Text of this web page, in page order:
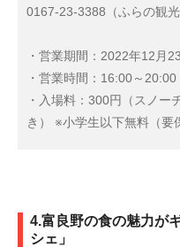
0167-23-3388（ふらの観光
・営業期間：2022年12月
・営業時間：16:00～20:00
・入場料：300円（スノー
き） ※小学生以下無料（要
4.富良野の食の魅力が
シェ」